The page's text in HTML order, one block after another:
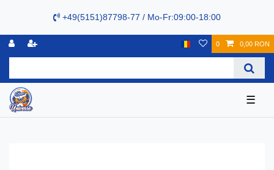
+49(5151)87798-77 / Mo-Fr:09:00-18:00
0 0,00 RON
☰